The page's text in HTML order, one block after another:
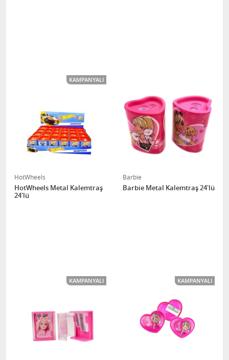
KAMPANYALI
HotWheels
HotWheels Metal Kalemtraş
24'lü
Barbie
Barbie Metal Kalemtraş 24'lü
KAMPANYALI KAMPANYALI